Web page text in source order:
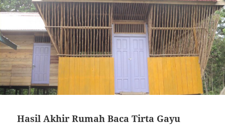
Hasil Akhir Rumah Baca Tirta Gayu